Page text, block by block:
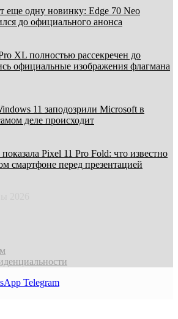
еще одну новинку: Edge 70 Neo
до официального анонса
XL полностью рассекречен до
официальные изображения флагмана
11 заподозрили Microsoft в
деле происходит
Pixel 11 Pro Fold: что известно
смартфоне перед презентацией
Telegram